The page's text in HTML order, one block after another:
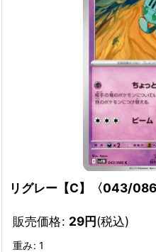
リグレー【C】〈043/
販売価格: 29円(税込)
重み: 1